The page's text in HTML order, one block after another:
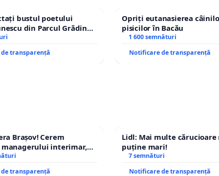
bustul poetului
din Parcul Grădina
cenzurii culturale!
transparență
Opriți eutanasierea
pisicilor în Bacău
1 600 semnături
Notificare de transparență
Brașov! Cerem
interimar,
Marius!
transparență
Lidl: Mai multe cărucioare
puține mari!
7 semnături
Notificare de transparență